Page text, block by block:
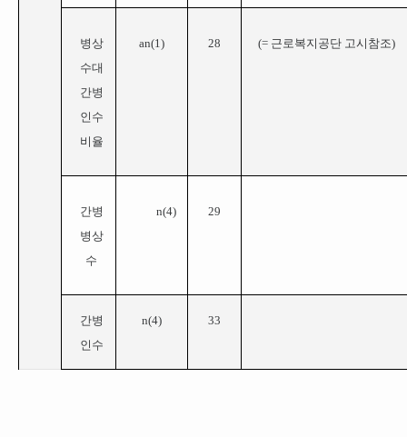
병상
수대
간병
인수
비율
an(1) 28 (= 근로복지공단 고시참조)
간병
병상
수
n(4) 29
간병
인수
n(4) 33